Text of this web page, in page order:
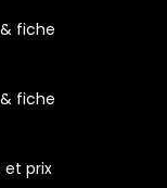
fiche
fiche
et prix